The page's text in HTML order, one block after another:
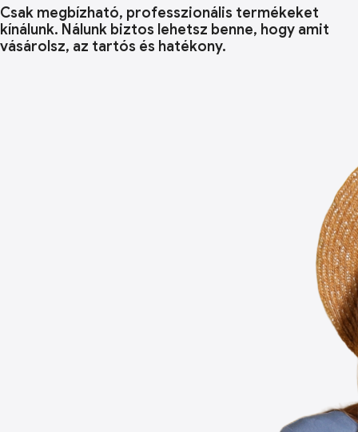
Csak megbízható, professzionális termékeket
kínálunk. Nálunk biztos lehetsz benne, hogy amit
vásárolsz, az tartós és hatékony.